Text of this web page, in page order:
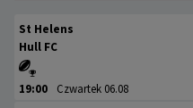
St Helens
Hull FC
19:00 Czwartek 06.08